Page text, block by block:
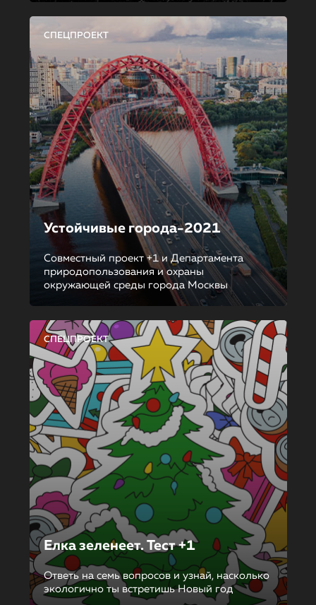
СПЕЦПРОЕКТ
Устойчивые города-2021
Совместный проект +1 и Департамента
природопользования и охраны
окружающей среды города Москвы
СПЕЦПРОЕКТ
Елка зеленеет. Тест +1
Ответь на семь вопросов и узнай, насколько
экологично ты встретишь Новый год